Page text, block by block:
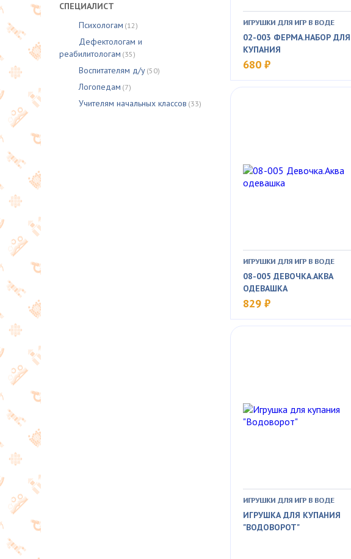
СПЕЦИАЛИСТ
Психологам (12)
Дефектологам и
реабилитологам (35)
Воспитателям д/у (50)
Логопедам (7)
Учителям начальных классов (33)
ИГРУШКИ ДЛЯ ИГР В ВОДЕ
02-003 ФЕРМА.НАБОР ДЛЯ
КУПАНИЯ
680 ₽
ИГРУШКИ ДЛЯ ИГР В ВОДЕ
08-005 ДЕВОЧКА.АКВА
ОДЕВАШКА
829 ₽
ИГРУШКИ ДЛЯ ИГР В ВОДЕ
ИГРУШКА ДЛЯ КУПАНИЯ
"ВОДОВОРОТ"